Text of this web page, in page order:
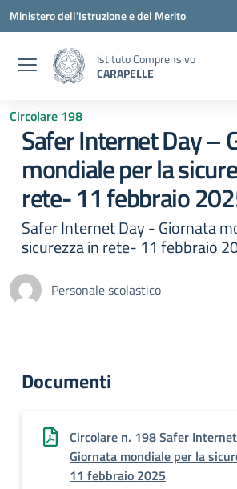
Vai ai contenuti
Vai al menu di navigazione
Vai al footer
Ministero dell'Istruzione e del Merito
Istituto Comprensivo
CARAPELLE
Circolare 198
Safer Internet Day –
mondiale per la
rete- 11 febbraio
Safer Internet Day - Giornata
sicurezza in rete- 11 febbraio
Personale scolastico
Documenti
Circolare n. 198 Safer
Giornata mondiale per la
11 febbraio 2025